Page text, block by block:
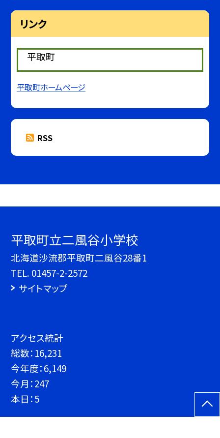
リンク
平取町
平取町ホームページ
RSS
平取町立二風谷小学校
北海道沙流郡平取町二風谷28番1
TEL. 01457-2-2572
サイトマップ
アクセス統計
総数： 16,231
今年度：6,149
今月：247
本日：5